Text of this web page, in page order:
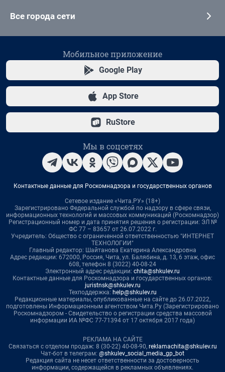
Все города сети
Мобильное приложение
Google Play
App Store
RuStore
Мы в соцсетях
Контактные данные для Роскомнадзора и государственных органов
Сетевое издание «Чита.РУ» (18+)
Зарегистрировано Федеральной службой по надзору в сфере связи,
информационных технологий и массовых коммуникаций (Роскомнадзор)
Регистрационный номер и дата принятия решения о регистрации: ЭЛ №
ФС 77 – 83657 от 26.07.2022 г.
Учредитель: Общество с ограниченной ответственностью "ИНТЕРНЕТ
ТЕХНОЛОГИИ"
Главный редактор: Шайтанова Екатерина Александровна
Адрес редакции: 672000, Россия, Чита, ул. Балябина, д. 13, 6 этаж, офис
608, телефон 8 (3022) 40-08-24
Электронный адрес редакции: chita@shkulev.ru
Контактные данные для Роскомнадзора и государственных органов:
juristnsk@shkulev.ru
Техподдержка: help@shkulev.ru
Редакционные материалы, опубликованные на сайте до 26.07.2022,
подготовлены Информационным агентством Чита.Ру (Зарегистрировано
Роскомнадзором - Свидетельство о регистрации средства массовой
информации ИА №ФС 77-71394 от 17 октября 2017 года)
РЕКЛАМА НА САЙТЕ
Связаться с отделом продаж: 8 (30-22) 40-08-90, reklamachita@shkulev.ru
Чат-бот в телеграм: @shkulev_social_media_gp_bot
Редакция сайта не несет ответственности за достоверность
информации, содержащейся в рекламных объявлениях.